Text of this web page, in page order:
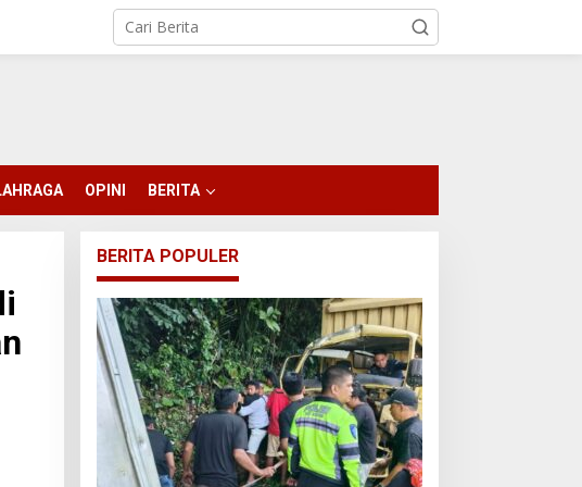
OPINI BERITA
BERITA POPULER